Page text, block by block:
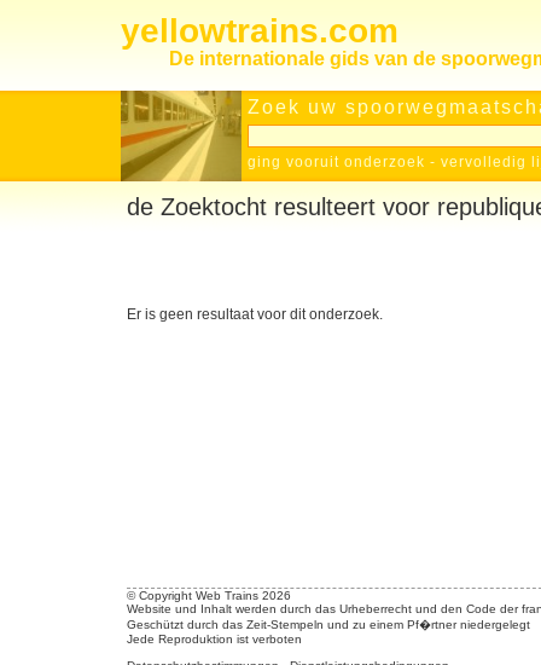
yellowtrains.com
De internationale gids van de
Zoek uw
ging vooruit onderzoek - vervolledig
de Zoektocht resulteert voor
Er is geen resultaat voor dit onderzoek.
© Copyright Web Trains 2026
Website und Inhalt werden durch das Urheberrecht und den Code der
Geschützt durch das Zeit-Stempeln und zu einem Pf�rtner niedergelegt
Jede Reproduktion ist verboten